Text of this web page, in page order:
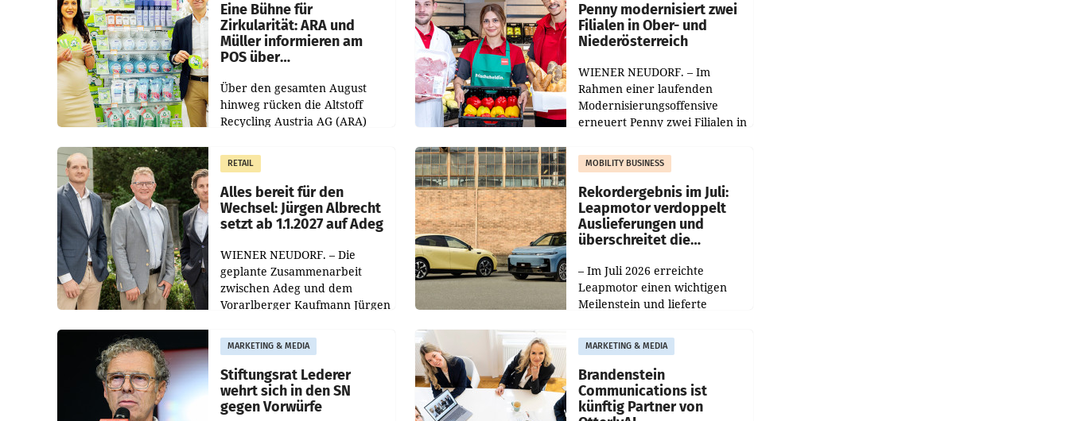
Eine Bühne für
Zirkularität: ARA und
Müller informieren am
POS über
Über den gesamten August
hinweg rücken die Altstoff
Recycling Austria AG (ARA)
Müller die Initiative „Kreislauf-
Helden“ in allen
österreichischen Müller-Filialen
Penny modernisiert zwei
Filialen in Ober- und
Niederösterreich
WIENER NEUDORF. – Im
Rahmen einer laufenden
Modernisierungsoffensive
erneuert Penny zwei Filialen in
Die beiden Standorte liegen in
Haag sowie im rund
RETAIL
Alles bereit für den
Wechsel: Jürgen Albrecht
setzt ab 1.1.2027 auf Adeg
WIENER NEUDORF. – Die
geplante Zusammenarbeit
zwischen Adeg und dem
Vorarlberger Kaufmann Jürgen
freigegeben: Die
Bundeswettbewerbsbehörde
und der Bundeskartellanwalt
MOBILITY BUSINESS
Rekordergebnis im Juli:
Leapmotor verdoppelt
Auslieferungen und
überschreitet die
– Im Juli 2026 erreichte
Leapmotor einen wichtigen
Meilenstein und lieferte
aus, womit sich das Ergebnis
gegenüber Juli 2025 mehr als
verdoppelte (+102
MARKETING & MEDIA
Stiftungsrat Lederer
wehrt sich in den SN
gegen Vorwürfe
MARKETING & MEDIA
Brandenstein
Communications ist
künftig Partner von